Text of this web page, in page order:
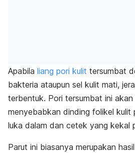
Apabila liang pori kulit tersumbat
bakteria ataupun sel kulit mati,
terbentuk. Pori tersumbat ini
menyebabkan dinding folikel kulit
luka dalam dan cetek yang kekal
Parut ini biasanya merupakan